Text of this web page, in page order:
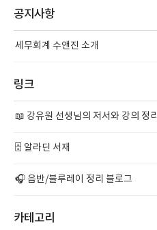
공지사항
세무회계 수앤진 소개
링크
📖 강유원 선생님의 저서와 강의 정리
🗄️ 알라딘 서재
🎧 음반/블루레이 정리 블로그
카테고리